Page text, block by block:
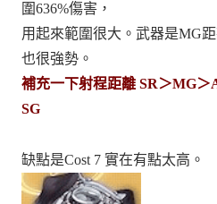
圍636%傷害，
用起來範圍很大。武器是MG
也很強勢。
補充一下射程距離 SR＞MG
SG
缺點是Cost 7 實在有點太高。